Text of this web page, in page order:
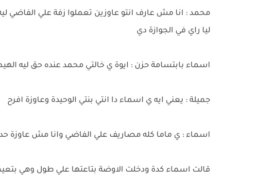
محمد : انا مش عارف انتو عاوزين تعملوا زفة علي الفاضي
ليا راي في الجوازة دي
اسماء بابتسامة حزن : ايوة ي خالتي محمد عنده حق ليه
جميلة : يعني ايه ي اسماء دا انتي بنتي الوحيدة وعاوزة افرح
اسماء : ي ماما كله مصاريف علي الفاضي وانا مش عاوزة
قالت اسماء كدة ودخلت الاوضة بتاعتها علي طول وهي